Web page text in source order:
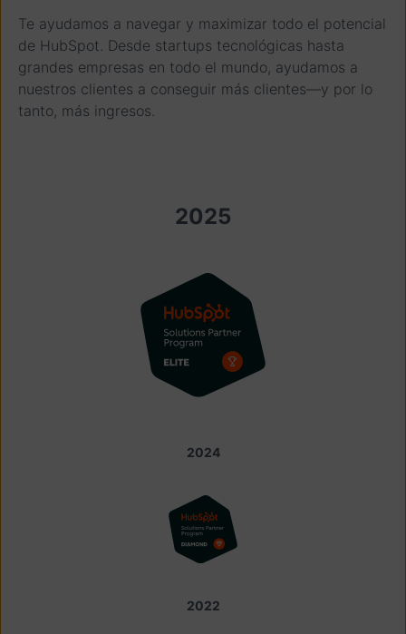
Te ayudamos a navegar y maximizar todo el potencial
de HubSpot. Desde startups tecnológicas hasta
grandes empresas en todo el mundo, ayudamos a
nuestros clientes a conseguir más clientes—y por lo
tanto, más ingresos.